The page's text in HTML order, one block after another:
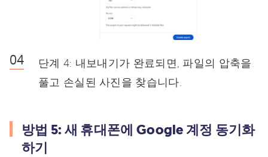
단계 4: 내보내기가 완료되면, 파일의 압축을
풀고 손실된 사진을 찾습니다.
방법 5: 새 휴대폰에 Google 계정 동기화
하기